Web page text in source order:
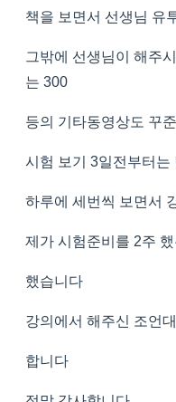
책을 보면서 선생님 유
그밖에 선생님이 해주
는 300
등의 기타동영상도 꾸
시험 보기 3일전부터는
하루에 세번씩 보면서
제가 시험준비를 2주
했습니다
강의에서 해주신 조언
합니다